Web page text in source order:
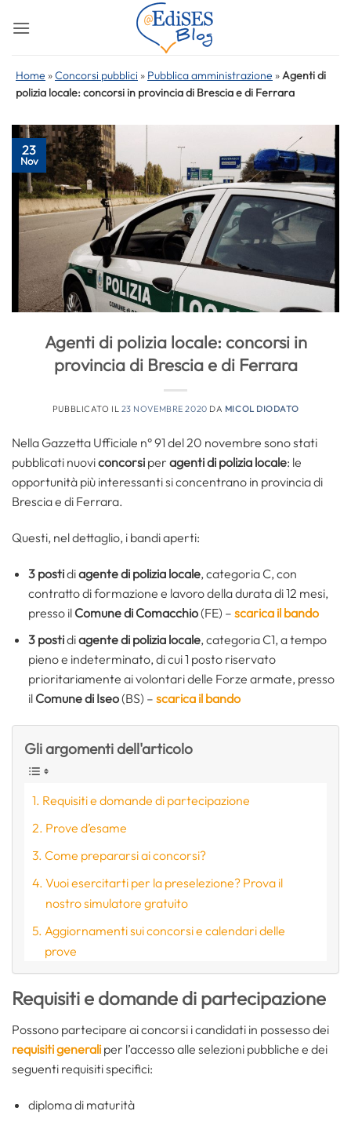
Home »Concorsi pubblici » Pubblica amministrazione »Agenti di
polizia locale: concorsi in provincia di Brescia e di Ferrara
23
Nov
Agenti di polizia locale: concorsi in
provincia di Brescia e di Ferrara
PUBBLICATO IL 23 NOVEMBRE 2020 DA MICOL DIODATO
Nella Gazzetta Ufficiale n° 91 del 20 novembre sono stati
pubblicati nuoviconcorsi per agenti di polizia locale: le
opportunità più interessanti si concentrano in provincia di
Brescia e di Ferrara.
Questi, nel dettaglio, i bandi aperti:
3 postidiagente di polizia locale, categoria C, con
contratto di formazione e lavoro della durata di 12 mesi,
presso il Comune di Comacchio(FE) – scarica il bando
3 postidiagente di polizia locale, categoria C1, a tempo
pieno e indeterminato, di cui 1 posto riservato
prioritariamente ai volontari delle Forze armate, presso
il Comune di Iseo(BS) – scarica il bando
Gli argomenti dell'articolo
Requisiti e domande di partecipazione
Prove d’esame
Come prepararsi ai concorsi?
Vuoi esercitarti per la preselezione? Prova il
nostro simulatore gratuito
Aggiornamenti sui concorsi e calendari delle
prove
Requisiti e domande di partecipazione
Possono partecipare ai concorsi i candidati in possesso dei
requisiti generali per l’accesso alle selezioni pubbliche e dei
seguenti requisiti specifici:
diploma di maturità